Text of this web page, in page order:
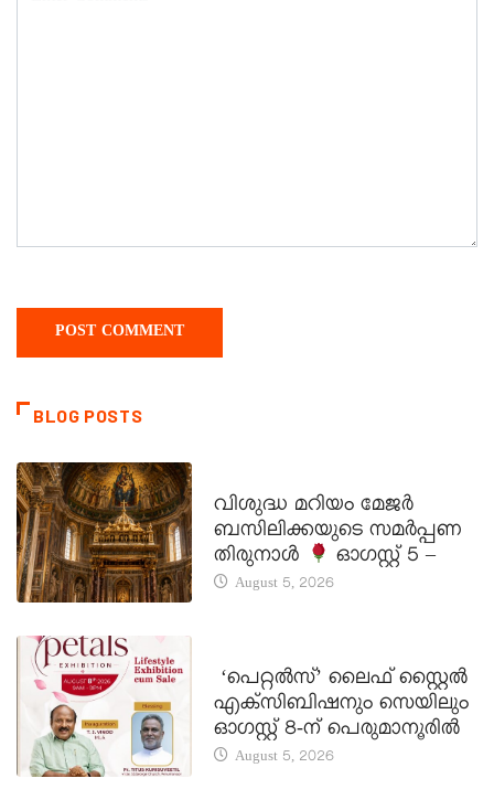
BLOG POSTS
വിശുദ്ധ മറിയം മേജർ
ബസിലിക്കയുടെ സമർപ്പണ
തിരുനാൾ
ഓഗസ്റ്റ് 5 –
August 5, 2026
‘പെറ്റൽസ്’ ലൈഫ് സ്റ്റൈൽ
എക്സിബിഷനും സെയിലും
ഓഗസ്റ്റ് 8-ന് പെരുമാനൂരിൽ
August 5, 2026